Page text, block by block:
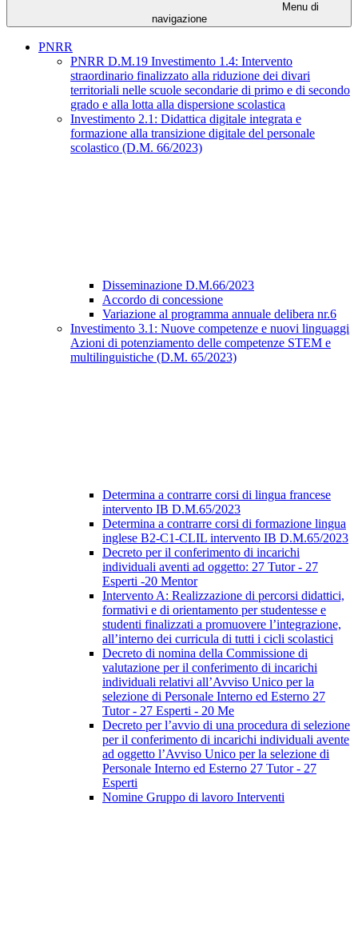
Menu di
navigazione
PNRR
PNRR D.M.19 Investimento 1.4: Intervento
straordinario finalizzato alla riduzione dei divari
territoriali nelle scuole secondarie di primo e di secondo
grado e alla lotta alla dispersione scolastica
Investimento 2.1: Didattica digitale integrata e
formazione alla transizione digitale del personale
scolastico (D.M. 66/2023)
Disseminazione D.M.66/2023
Accordo di concessione
Variazione al programma annuale delibera nr.6
Investimento 3.1: Nuove competenze e nuovi linguaggi
Azioni di potenziamento delle competenze STEM e
multilinguistiche (D.M. 65/2023)
Determina a contrarre corsi di lingua francese
intervento IB D.M.65/2023
Determina a contrarre corsi di formazione lingua
inglese B2-C1-CLIL intervento IB D.M.65/2023
Decreto per il conferimento di incarichi
individuali aventi ad oggetto: 27 Tutor - 27
Esperti -20 Mentor
Intervento A: Realizzazione di percorsi didattici,
formativi e di orientamento per studentesse e
studenti finalizzati a promuovere l’integrazione,
all’interno dei curricula di tutti i cicli scolastici
Decreto di nomina della Commissione di
valutazione per il conferimento di incarichi
individuali relativi all’Avviso Unico per la
selezione di Personale Interno ed Esterno 27
Tutor - 27 Esperti - 20 Me
Decreto per l’avvio di una procedura di selezione
per il conferimento di incarichi individuali avente
ad oggetto l’Avviso Unico per la selezione di
Personale Interno ed Esterno 27 Tutor - 27
Esperti
Nomine Gruppo di lavoro Interventi